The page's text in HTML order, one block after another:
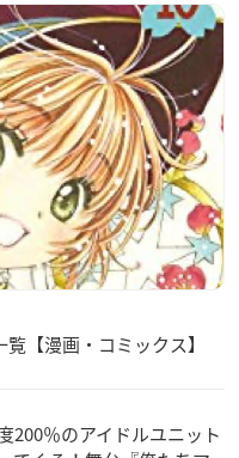
【漫画・コミックス】
200％のアイドルユニット